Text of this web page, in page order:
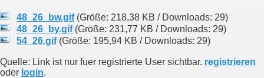
48_26_bw.gif(Größe: 218,38 KB / Downloads: 29)
48_26_by.gif(Größe: 231,77 KB / Downloads: 29)
54_26.gif(Größe: 195,94 KB / Downloads: 29)
Quelle: Link ist nur fuer registrierte User sichtbar. registrieren
oder login.